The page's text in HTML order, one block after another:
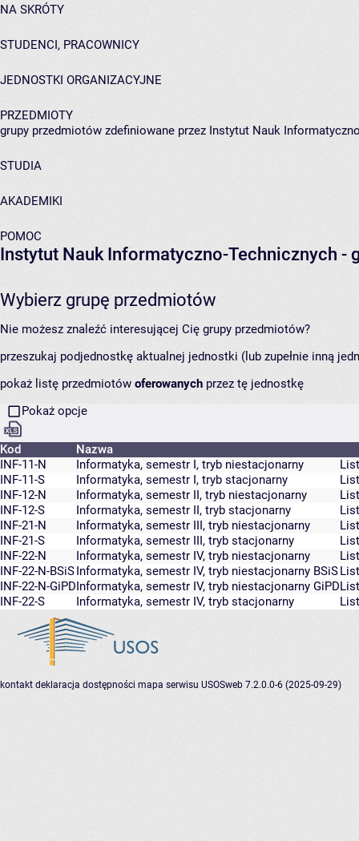
NA SKRÓTY
STUDENCI, PRACOWNICY
JEDNOSTKI ORGANIZACYJNE
PRZEDMIOTY
grupy przedmiotów zdefiniowane przez Instytut Nauk
STUDIA
AKADEMIKI
POMOC
Instytut Nauk Informatyczno-Technicznych -
Wybierz grupę przedmiotów
Nie możesz znaleźć interesującej Cię grupy przedmiotów?
przeszukaj podjednostkę aktualnej jednostki (lub zupełnie inną
pokaż listę przedmiotów oferowanych przez tę jednostkę
Pokaż opcje
Kod
Nazwa
INF-11-N
Informatyka, semestr I, tryb niestacjonarny
INF-11-S
Informatyka, semestr I, tryb stacjonarny
INF-12-N
Informatyka, semestr II, tryb niestacjonarny
INF-12-S
Informatyka, semestr II, tryb stacjonarny
INF-21-N
Informatyka, semestr III, tryb niestacjonarny
INF-21-S
Informatyka, semestr III, tryb stacjonarny
INF-22-N
Informatyka, semestr IV, tryb niestacjonarny
INF-22-N-BSiSInformatyka, semestr IV, tryb niestacjonarny BSiS
INF-22-N-GiPDInformatyka, semestr IV, tryb niestacjonarny GiPD
INF-22-S
Informatyka, semestr IV, tryb stacjonarny
kontakt deklaracja dostępności mapa serwisu USOSweb 7.2.0.0-6 (2025-09-29)